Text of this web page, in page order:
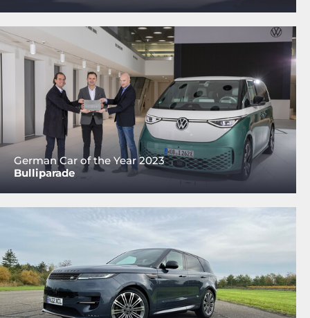
German Car of the Year 2023
Bulliparade